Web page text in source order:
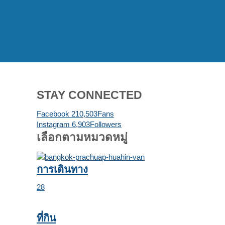
STAY CONNECTED
Facebook 210,503Fans
Instagram 6,903Followers
เลือกตามหมวดหมู่
การเดินทาง
28
ที่กิน